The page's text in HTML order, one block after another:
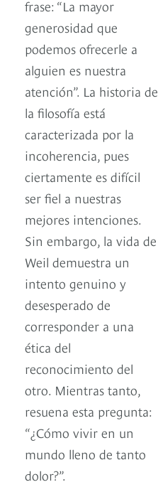
frase: “La mayor
generosidad que
podemos ofrecerle a
alguien es nuestra
atención”. La historia de
la filosofía está
caracterizada por la
incoherencia, pues
ciertamente es difícil
ser fiel a nuestras
mejores intenciones.
Sin embargo, la vida de
Weil demuestra un
intento genuino y
desesperado de
corresponder a una
ética del
reconocimiento del
otro. Mientras tanto,
resuena esta pregunta:
“¿Cómo vivir en un
mundo lleno de tanto
dolor?”.